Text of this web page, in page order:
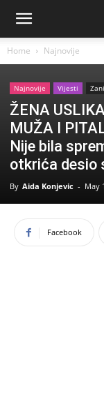
Home Najnovije
Najnovije Vijesti
ŽENA
MUŽA I
Nije bila
otkrića desio
By Aida Konjevic - May
Facebook